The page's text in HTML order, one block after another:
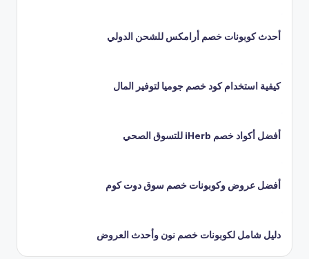
أحدث كوبونات خصم أرامكس للشحن الدولي
كيفية استخدام كود خصم جوميا لتوفير المال
أفضل أكواد خصم iHerb للتسوق الصحي
أفضل عروض وكوبونات خصم سوق دوت كوم
دليل شامل لكوبونات خصم نون وأحدث العروض